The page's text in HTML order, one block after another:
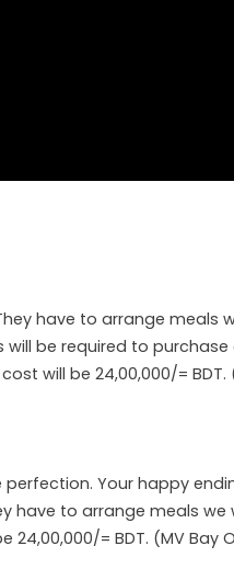
have to arrange
be required to
will be 24,00,000/= BDT.
Your happy
have to arrange meals
24,00,000/= BDT. (MV Bay